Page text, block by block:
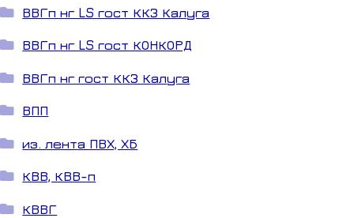
ВВГп нг LS гост ККЗ Калуга
ВВГп нг LS гост КОНКОРД
ВВГп нг гост ККЗ Калуга
ВПП
из. лента ПВХ, ХБ
КВВ, КВВ-п
КВВГ